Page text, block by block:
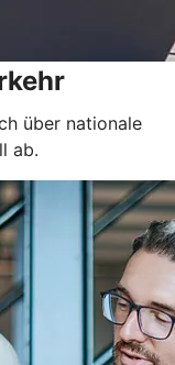
über nationale
ab.